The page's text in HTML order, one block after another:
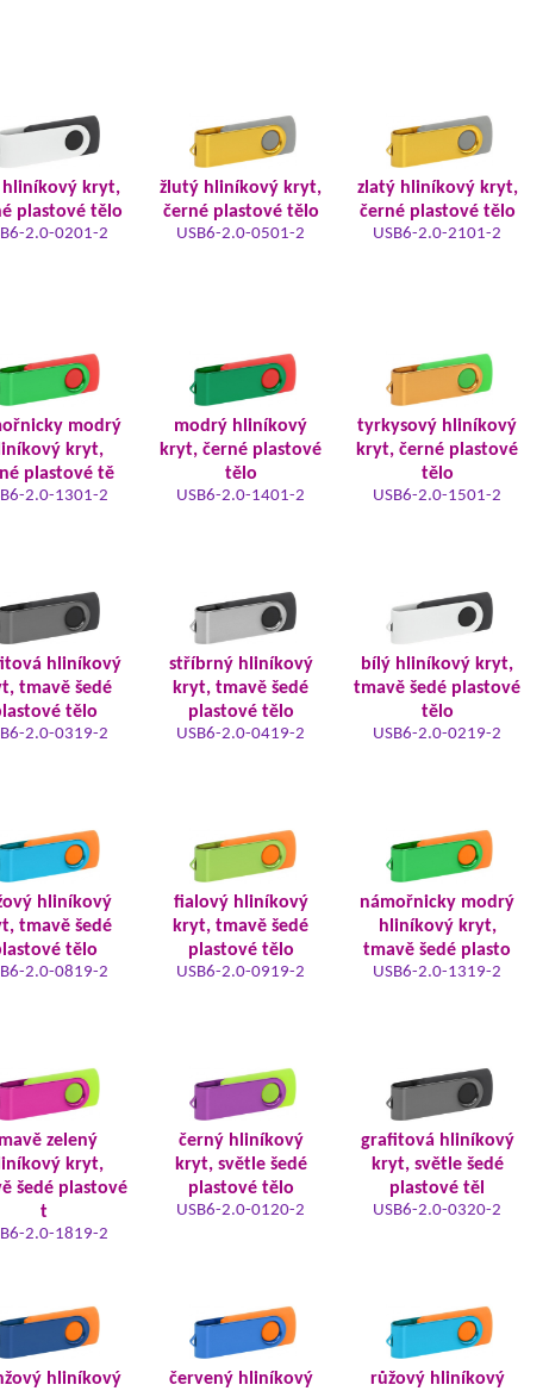
hliníkový kryt,
plastové tělo
2.0-0201-2
žlutý hliníkový kryt,
černé plastové tělo
USB6-2.0-0501-2
zlatý hliníkový kryt,
černé plastové tělo
USB6-2.0-2101-2
modrý
kryt,
plastové tě
2.0-1301-2
modrý hliníkový
kryt, černé plastové
tělo
USB6-2.0-1401-2
tyrkysový hliníkový
kryt, černé plastové
tělo
USB6-2.0-1501-2
hliníkový
tmavě šedé
tělo
2.0-0319-2
stříbrný hliníkový
kryt, tmavě šedé
plastové tělo
USB6-2.0-0419-2
bílý hliníkový kryt,
tmavě šedé plastové
tělo
USB6-2.0-0219-2
hliníkový
tmavě šedé
tělo
2.0-0819-2
fialový hliníkový
kryt, tmavě šedé
plastové tělo
USB6-2.0-0919-2
námořnicky modrý
hliníkový kryt,
tmavě šedé plasto
USB6-2.0-1319-2
zelený
kryt,
šedé plastové
t
2.0-1819-2
černý hliníkový
kryt, světle šedé
plastové tělo
USB6-2.0-0120-2
grafitová hliníkový
kryt, světle šedé
plastové těl
USB6-2.0-0320-2
hliníkový
červený hliníkový
růžový hliníkový